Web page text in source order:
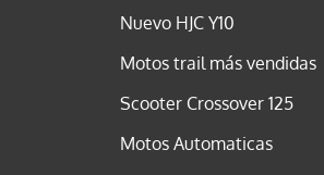
Nuevo HJC Y10
Motos trail más vendidas
Scooter Crossover 125
Motos Automaticas